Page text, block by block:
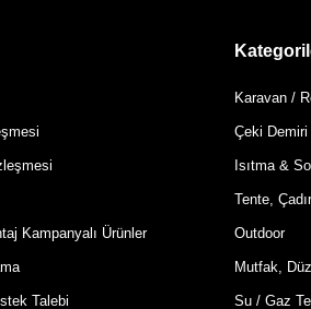
Kampanyalı Ürünler
Talebi
Karavan /
Çeki Demiri
Isıtma &
Tente,
Outdoor
Mutfak,
Su / Gaz